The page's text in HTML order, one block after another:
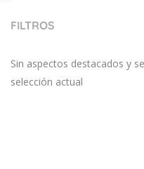
FILTROS
Sin aspectos destacados y
selección actual